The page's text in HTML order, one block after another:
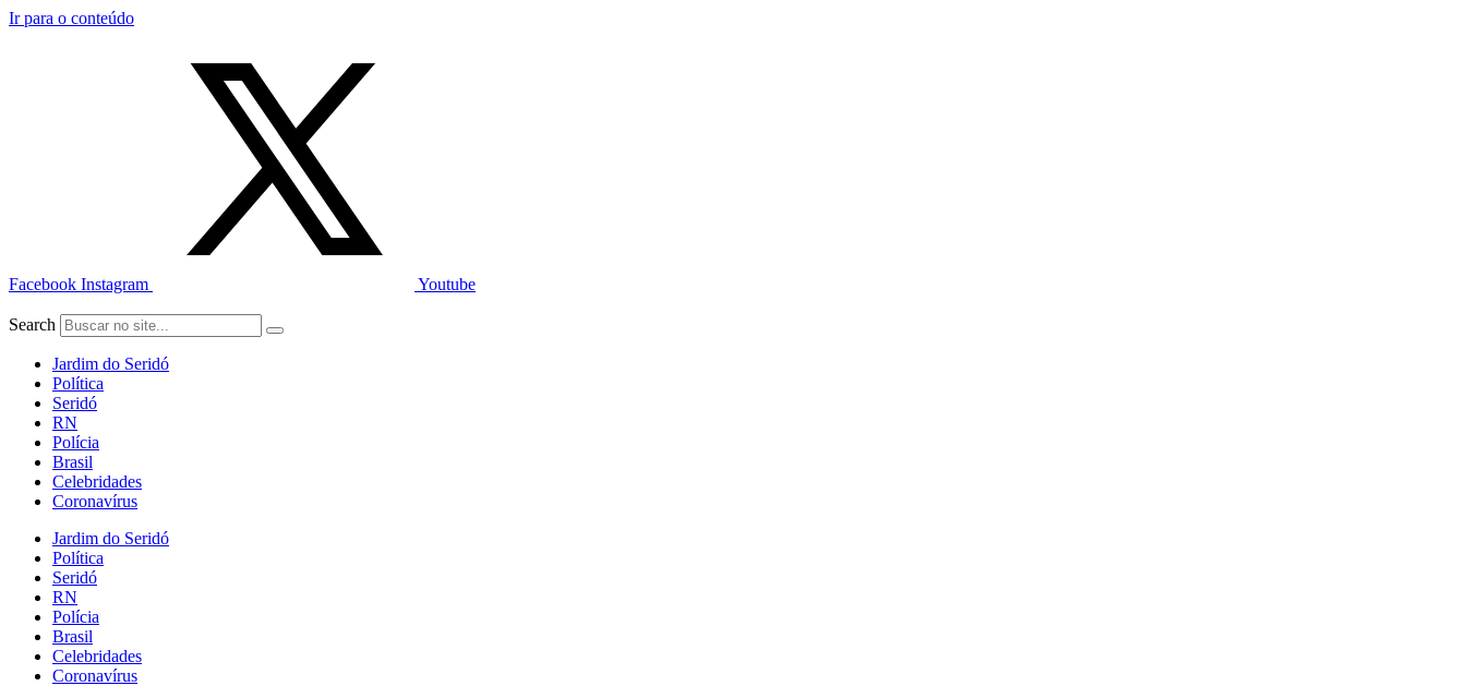
Ir para o conteúdo
Facebook Instagram Youtube
Search
Jardim do Seridó
Política
Seridó
RN
Polícia
Brasil
Celebridades
Coronavírus
Jardim do Seridó
Política
Seridó
RN
Polícia
Brasil
Celebridades
Coronavírus